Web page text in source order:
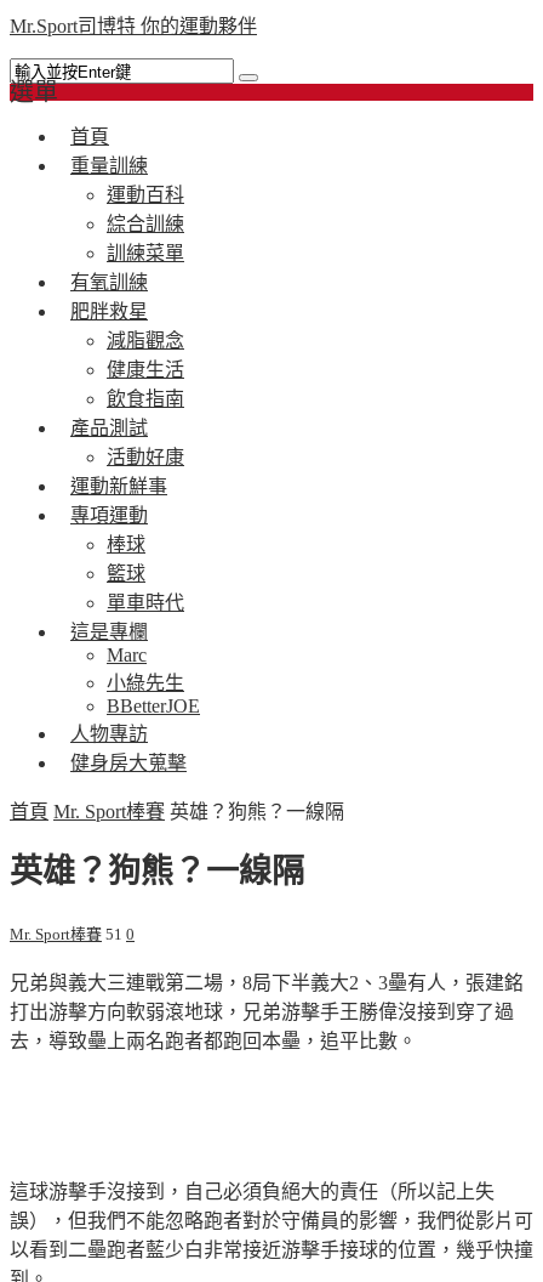
Mr.Sport司博特 你的運動夥伴
選單
首頁
重量訓練
運動百科
綜合訓練
訓練菜單
有氧訓練
肥胖救星
減脂觀念
健康生活
飲食指南
產品測試
活動好康
運動新鮮事
專項運動
棒球
籃球
單車時代
這是專欄
Marc
小綠先生
BBetterJOE
人物專訪
健身房大蒐擊
首頁 Mr. Sport棒賽 英雄？狗熊？一線隔
英雄？狗熊？一線隔
Mr. Sport棒賽 51 0
兄弟與義大三連戰第二場， 8局下半義大2 、 3壘有人，張建銘
打出游擊方向軟弱滾地球，兄弟游擊手王勝偉沒接到穿了過
去，導致壘上兩名跑者都跑回本壘，追平比數。
這球游擊手沒接到，自己必須負絕大的責任 （所以記上失
誤），但我們不能忽略跑者對於守備員的影響，我們從影片可
以看到二壘跑者藍少白非常接近游擊手接球的位置，幾乎快撞